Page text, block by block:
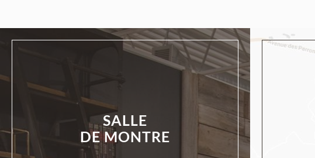
SALLE
DE MONTRE